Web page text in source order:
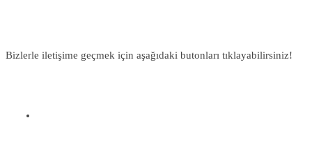
Bizlerle iletişime geçmek için aşağıdaki butonları tıklayabilirsiniz!